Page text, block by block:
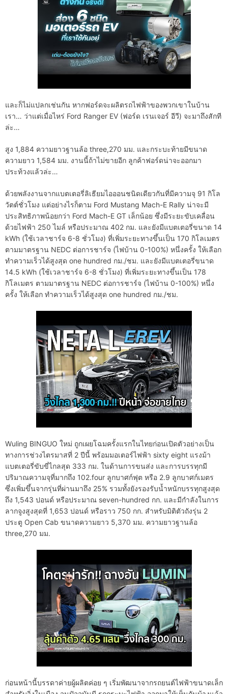
และก็ไม่แปลกเช่นกัน หากฟอร์ดจะผลิตรถไฟฟ้าของพวกเขาในบ้าน
เรา… ว่าแต่เมื่อไหร่ Ford Ranger EV (ฟอร์ด เรนเจอร์ อีวี) จะมาถึงสักที
ล่ะ…
สูง 1,884 ความยาวฐานล้อ three,270 มม. และกระบะท้ายมีขนาด
ความยาว 1,584 มม. งานนี้ถ้าไม่ขายอีก ลูกค้าฟอร์ดน่าจะออกมา
ประท้วงแล้วล่ะ…
ด้วยพลังงานจากแบตเตอรี่ลิเธียมไอออนชนิดเดียวกันที่มีความจุ 91 กิโล
วัตต์ชั่วโมง แต่อย่างไรก็ตาม Ford Mustang Mach-E Rally น่าจะมี
ประสิทธิภาพน้อยกว่า Ford Mach-E GT เล็กน้อย ซึ่งมีระยะขับเคลื่อน
ด้วยไฟฟ้า 250 ไมล์ หรือประมาณ 402 กม. และยังมีแบตเตอรี่ขนาด 14
kWh (ใช้เวลาชาร์จ 6-8 ชั่วโมง) ที่เพิ่มระยะทางขึ้นเป็น 170 กิโลเมตร
ตามมาตรฐาน NEDC ต่อการชาร์จ (ไฟบ้าน 0-100%) หนึ่งครั้ง ให้เลือก
ทำความเร็วได้สูงสุด one hundred กม./ชม. และยังมีแบตเตอรี่ขนาด
14.5 kWh (ใช้เวลาชาร์จ 6-8 ชั่วโมง) ที่เพิ่มระยะทางขึ้นเป็น 178
กิโลเมตร ตามมาตรฐาน NEDC ต่อการชาร์จ (ไฟบ้าน 0-100%) หนึ่ง
ครั้ง ให้เลือก ทำความเร็วได้สูงสุด one hundred กม./ชม.
Wuling BINGUO ใหม่ ถูกเผยโฉมครั้งแรกในไทยก่อนเปิดตัวอย่างเป็น
ทางการช่วงไตรมาสที่ 2 ปีนี้ พร้อมมอเตอร์ไฟฟ้า sixty eight แรงม้า
แบตเตอรี่ขับขี่ไกลสุด 333 กม. ในด้านการขนส่ง และการบรรทุกมี
ปริมาณความจุที่มากถึง 102.four ลูกบาศก์ฟุต หรือ 2.9 ลูกบาศก์เมตร
ซึ่งเพิ่มขึ้นจากรุ่นที่ผ่านมาถึง 25% รวมทั้งยังรองรับน้ำหนักบรรทุกสูงสุด
ถึง 1,543 ปอนด์ หรือประมาณ seven-hundred กก. และมีกำลังในการ
ลากจูงสูงสุดที่ 1,653 ปอนด์ หรือราว 750 กก. สำหรับมิติตัวถังรุ่น 2
ประตู Open Cab ขนาดความยาว 5,370 มม. ความยาวฐานล้อ
three,270 มม.
ก่อนหน้านี้บรรดาค่ายผู้ผลิตค่อย ๆ เริ่มพัฒนาจากรถยนต์ไฟฟ้าขนาดเล็ก